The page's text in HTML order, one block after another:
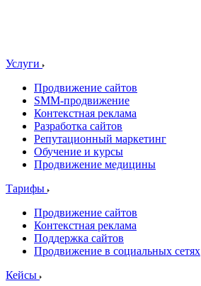
Услуги
Продвижение сайтов
SMM-продвижение
Контекстная реклама
Разработка сайтов
Репутационный маркетинг
Обучение и курсы
Продвижение медицины
Тарифы
Продвижение сайтов
Контекстная реклама
Поддержка сайтов
Продвижение в социальных сетях
Кейсы